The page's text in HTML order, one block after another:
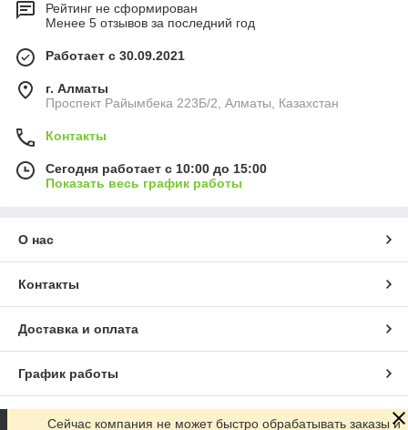
Рейтинг не сформирован
Менее 5 отзывов за последний год
Работает с 30.09.2021
г. Алматы
Проспект Райымбека 223Б/2, Алматы, Казахстан
Контакты
Сегодня работает с 10:00 до 15:00
Показать весь график работы
О нас
Контакты
Доставка и оплата
График работы
Полная версия сайта
Сейчас компания не может быстро обрабатывать заказы и